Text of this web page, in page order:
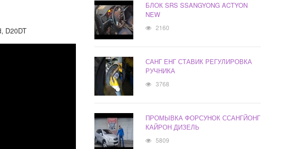
D20DT
БЛОК SRS SSANGYONG ACTYON
NEW
2160
САНГ ЕНГ СТАВИК РЕГУЛИРОВКА
РУЧНИКА
3768
ПРОМЫВКА ФОРСУНОК ССАНГЙОНГ
КАЙРОН ДИЗЕЛЬ
5809